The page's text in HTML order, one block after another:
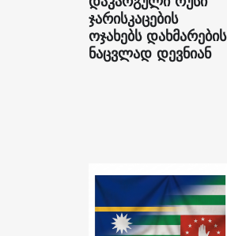
ჯარისკაცების
ოჯახებს დახმარების
ნაცვლად დევნიან